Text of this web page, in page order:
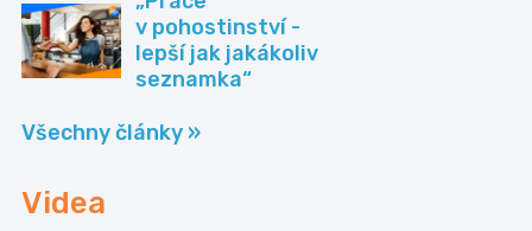
v pohostinství -
lepší jak jakákoliv
seznamka“
Všechny články »
Videa